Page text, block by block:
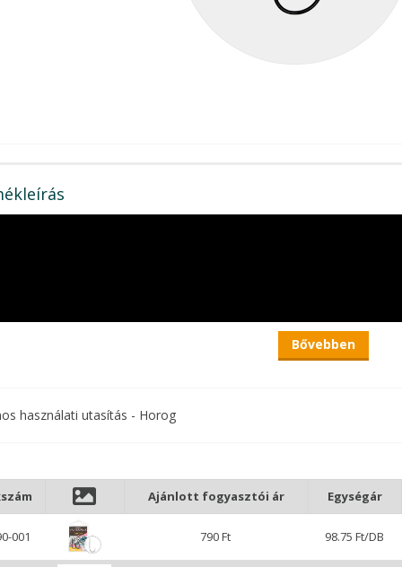
Bővebben
használati utasítás - Horog
Ajánlott fogyasztói ár Egységár
001 790 Ft 98.75 Ft/DB